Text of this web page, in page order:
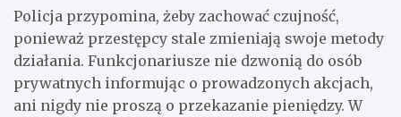
Policja przypomina, żeby zachować czujność,
ponieważ przestępcy stale zmieniają swoje metody
działania. Funkcjonariusze nie dzwonią do osób
prywatnych informując o prowadzonych akcjach,
ani nigdy nie proszą o przekazanie pieniędzy. W